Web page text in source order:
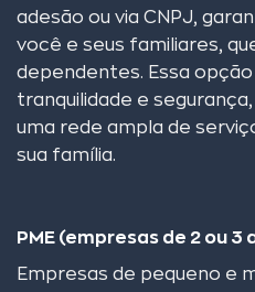
adesão ou via CNPJ,
você e seus familiares,
dependentes. Essa
tranquilidade e
uma rede ampla de
sua família.
PME (empresas de 2 ou 3
Empresas de pequeno e